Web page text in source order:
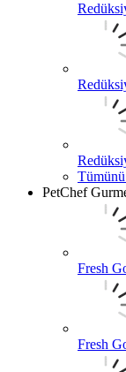
PetChef
Fresh
Fresh